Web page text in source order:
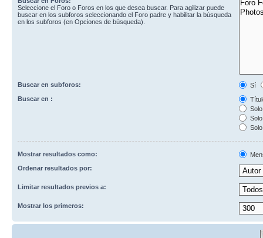
Seleccione el Foro o Foros en los que desea buscar. Para agilizar puede
buscar en los subforos seleccionando el Foro padre y habilitar la búsqueda
en los subforos (en Opciones de búsqueda).
Buscar en subforos:
Sí
Buscar en :
Mostrar resultados como:
Ordenar resultados por:
Limitar resultados previos a:
Mostrar los primeros: